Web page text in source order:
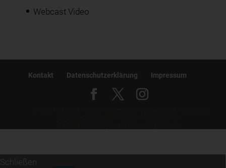
Webcast Video
Kontakt Datenschutzerklärung Impressum
Schließen